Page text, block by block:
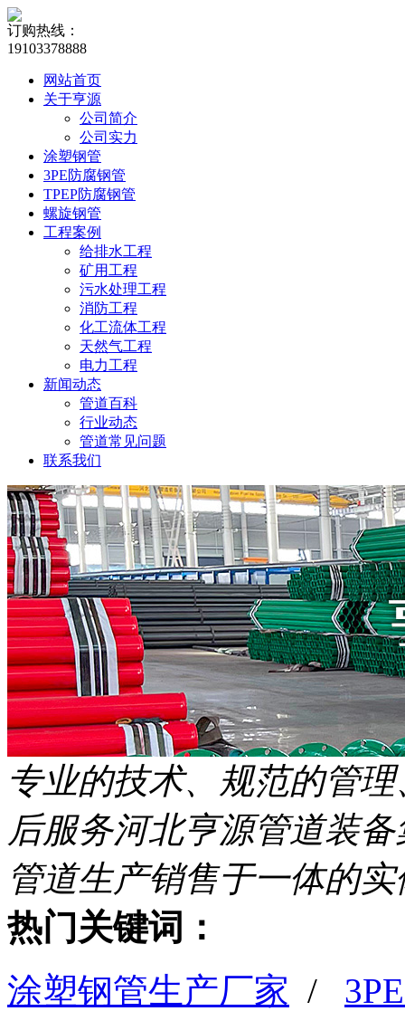
订购热线：
19103378888
网站首页
关于亨源
公司简介
公司实力
涂塑钢管
3PE防腐钢管
TPEP防腐钢管
螺旋钢管
工程案例
给排水工程
矿用工程
污水处理工程
消防工程
化工流体工程
天然气工程
电力工程
新闻动态
管道百科
行业动态
管道常见问题
联系我们
专业的技术、规范的管
后服务河北亨源管道装
管道生产销售于一体的
热门关键词：
涂塑钢管生产厂家 /